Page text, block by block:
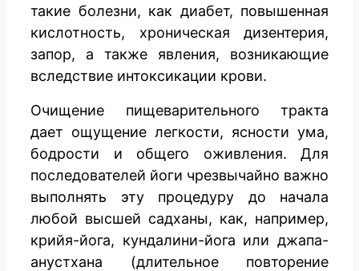
такие болезни, как диабет, повышенная
кислотность, хроническая дизентерия,
запор, а также явления, возникающие
вследствие интоксикации крови.
Очищение пищеварительного тракта
дает ощущение легкости, ясности ума,
бодрости и общего оживления. Для
последователей йоги чрезвычайно важно
выполнять эту процедуру до начала
любой высшей садханы, как, например,
крийя-йога, кундалини-йога или джапа-
анустхана (длительное повторение